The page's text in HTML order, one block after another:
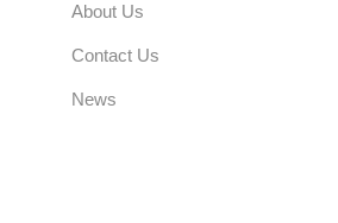
About Us
Contact Us
News